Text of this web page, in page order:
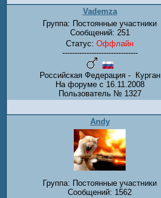
Vademza
Группа: Постоянные участники
Сообщений: 251
Статус: Оффлайн
-------------------------------
Российская Федерация - Курган
На форуме с 16.11.2008
Пользователь № 1327
Andy
Группа: Постоянные участники
Сообщений: 1562